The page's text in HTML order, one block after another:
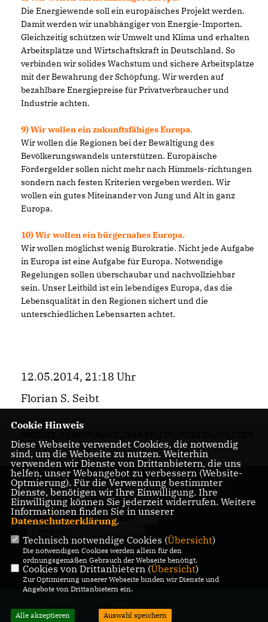
Die Energiewende soll ein europäisches Projekt werden.
Damit werden wir unabhängiger von Energie-Importen.
Gleichzeitig schützen wir Umwelt und Klima und erhalten
Arbeitsplätze und Wirtschaftskraft in Deutschland. So
verbinden wir solides Wachstum und sichere Arbeitsplätze
mit der Bewahrung der Schöpfung. Wir werden auf
bezahlbare Energiepreise für Privatverbraucher und
Industrie achten.
9) Wir wollen ein zukunftsfähiges Europa.
Wir wollen die Regionen bei der Bewältigung des
Bevölkerungswandels unterstützen. Europäische
Fördergelder sollen nicht mehr nach Himmels-richtungen
sondern nach festen Kriterien vergeben werden. Wir
wollen ein gutes Miteinander von Jung und Alt in ganz
Europa.
10) Wir wollen ein bürgernahes Europa.
Wir wollen möglichst wenig Bürokratie. Nicht jede Aufgabe
in Europa ist eine Aufgabe für Europa. Notwendige
Regelungen sollen überschaubar und nachvollziehbar
sein. Unser Leitbild ist ein lebendiges Europa, das die
Lebensqualität in den Regionen sichert und die
unterschiedlichen Lebensarten achtet.
12.05.2014, 21:18 Uhr
Florian S. Seibt
ANGELA
ZELLER
Internetseite der
CDU Lichtenrade
IMPRESSUM DATENSCHUTZ KONTAKT
Alle Rechte vorbehalten.
Cookie Hinweis
Diese Webseite verwendet Cookies, die notwendig
sind, um die Webseite zu nutzen. Weiterhin
verwenden wir Dienste von Drittanbietern, die uns
helfen, unser Webangebot zu verbessern (Website-
Optmierung). Für die Verwendung bestimmter
Dienste, benötigen wir Ihre Einwilligung. Ihre
Einwilligung können Sie jederzeit widerrufen. Weitere
Informationen finden Sie in unserer
Datenschutzerklärung.
Technisch notwendige Cookies (Übersicht)
Die notwendigen Cookies werden allein für den
ordnungsgemäßen Gebrauch der Webseite benötigt.
Cookies von Drittanbietern (Übersicht)
Zur Optimierung unserer Webseite binden wir Dienste und
Angebote von Drittanbietern ein.
Alle akzeptieren Auswahl speichern